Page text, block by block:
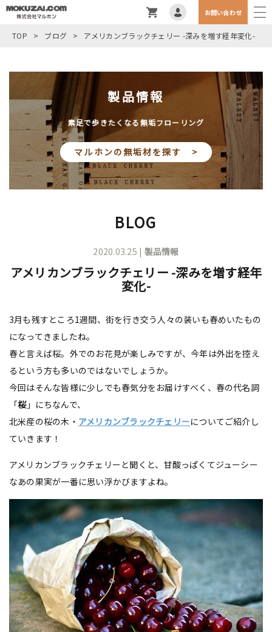
お問い合わせ
TOP > ブログ > アメリカンブラックチェリー -深みを増す経年変化-
製品情報
素足で歩きたくなる無垢フローリング
マルホンの無垢材を探す >
BLOG
2020.03.25 | 製品情報
アメリカンブラックチェリー -深みを増す経年
変化-
3月も残すところ1週間、街を行き交う人々の装いも春めいたもの
になってきましたね。
春と言えば桜。外でのお花見が楽しみですが、今年は外出を控え
るという方も多いのではないでしょうか。
今回はそんな皆様に少しでも春気分をお届けすべく、春の代名詞
「桜」にちなんで、
北米産の桜の木・ アメリカンブラックチェリーについてご紹介し
ていきます！
アメリカンブラックチェリーと聞くと、甘酸っぱくてジューシー
なあの果実が一番に思い浮かびますよね。